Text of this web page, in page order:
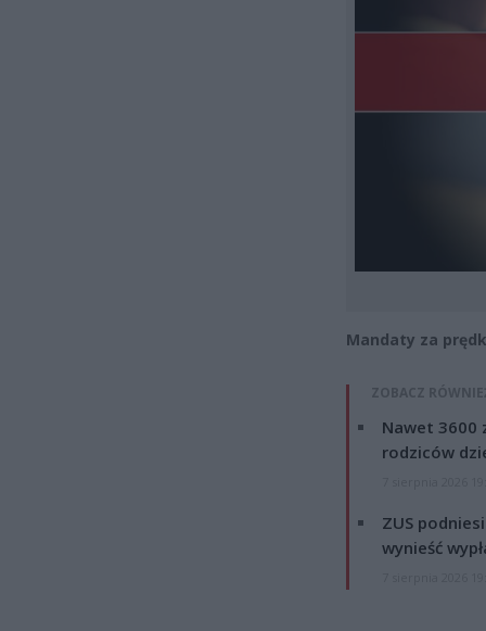
Mandaty za
ZOBACZ
Nawet 3600
rodziców
ZUS
wynieść